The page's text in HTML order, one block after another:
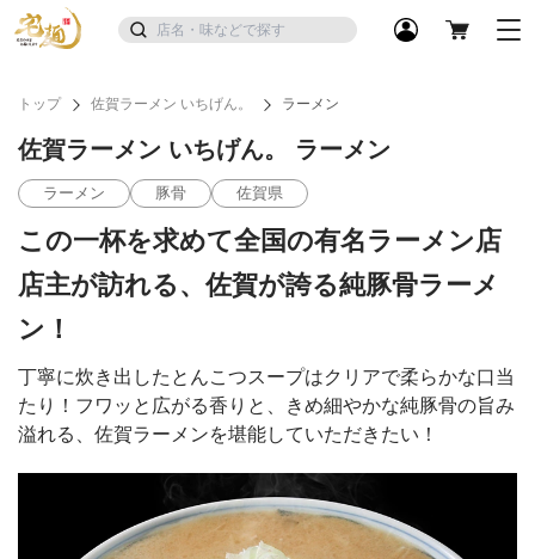
トップ 佐賀ラーメン いちげん。 ラーメン
佐賀ラーメン いちげん。 ラーメン
ラーメン 豚骨 佐賀県
この一杯を求めて全国の有名ラーメン店
店主が訪れる、佐賀が誇る純豚骨ラーメ
ン！
丁寧に炊き出したとんこつスープはクリアで柔らかな口当
たり！フワッと広がる香りと、きめ細やかな純豚骨の旨み
溢れる、佐賀ラーメンを堪能していただきたい！